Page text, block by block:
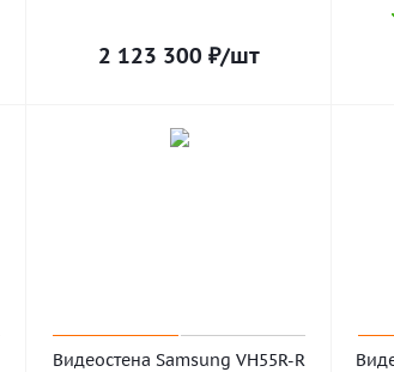
2 123 300 ₽/шт
Видеостена Samsung VH55R-R